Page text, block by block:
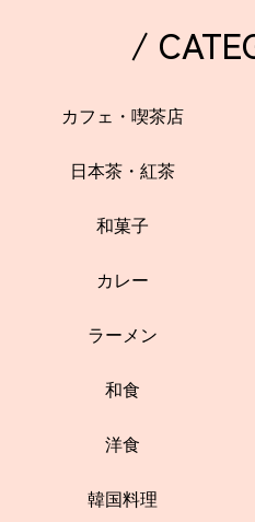
/
カフェ・喫茶店
日本茶・紅茶
和菓子
カレー
ラーメン
和食
洋食
韓国料理